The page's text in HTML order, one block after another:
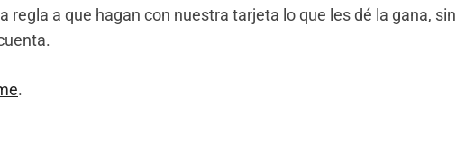
regla a que hagan con nuestra tarjeta lo que les dé la gana, sin
.